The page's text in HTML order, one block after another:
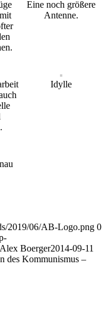
Eine noch größere
Antenne.
Idylle
2019/06/AB-Logo.png 0
Alex Boerger2014-09-11
des Kommunismus –